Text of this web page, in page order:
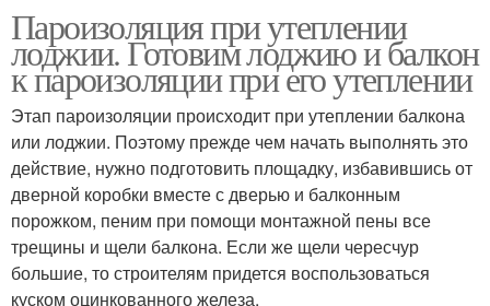
Пароизоляция при утеплении
лоджии. Готовим лоджию и балкон
к пароизоляции при его утеплении
Этап пароизоляции происходит при утеплении балкона
или лоджии. Поэтому прежде чем начать выполнять это
действие, нужно подготовить площадку, избавившись от
дверной коробки вместе с дверью и балконным
порожком, пеним при помощи монтажной пены все
трещины и щели балкона. Если же щели чересчур
большие, то строителям придется воспользоваться
куском оцинкованного железа.